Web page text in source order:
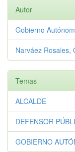
Autor
Gobierno
Narváez Rosales,
Temas
ALCALDE
DEFENSOR
GOBIERNO